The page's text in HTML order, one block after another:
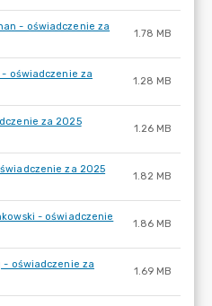
- oświadczenie za
1.78 MB
oświadczenie za
1.28 MB
za 2025
1.26 MB
za 2025
1.82 MB
- oświadczenie
1.86 MB
- oświadczenie za
1.69 MB